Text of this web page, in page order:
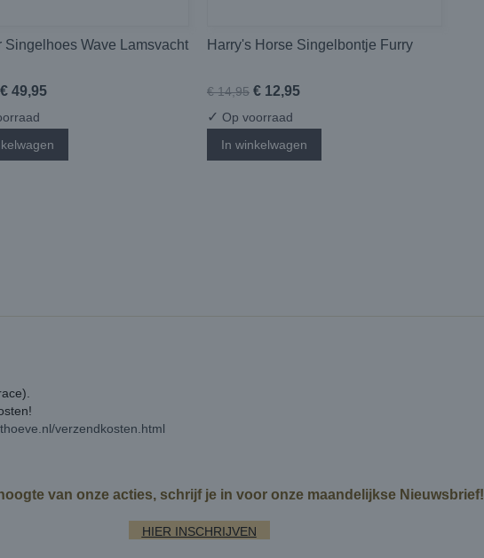
Singelhoes Wave Lamsvacht
€ 49,95
Harry's Horse Singelbontje Furry
€ 14,95 € 12,95
✓ Op voorraad
In winkelwagen
verzendkosten.html
van onze acties, schrijf je in voor onze maandelijkse Nieuwsbrief!
HIER INSCHRIJVEN